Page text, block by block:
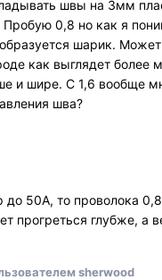
швы на 3мм
0,8 но как я
шарик.
как выглядет
и шире. С 1,6 вообще
шва?
50А, то проволока
прогреться глубже, а
sherwood